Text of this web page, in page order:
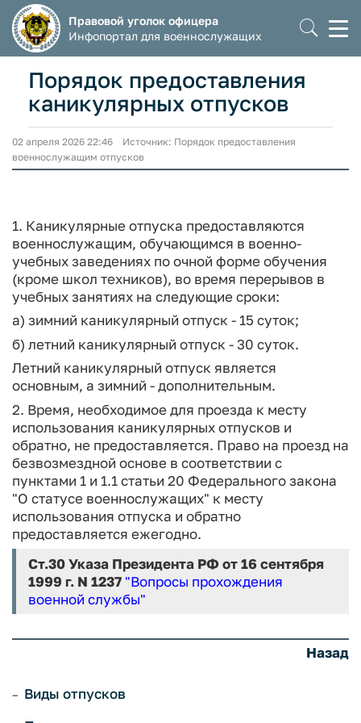
Правовой уголок офицера
Инфопортал для военнослужащих
Порядок предоставления
каникулярных отпусков
02 апреля 2026 22:46 Источник: Порядок предоставления
военнослужащим отпусков
1. Каникулярные отпуска предоставляются
военнослужащим, обучающимся в военно-
учебных заведениях по очной форме обучения
(кроме школ техников), во время перерывов в
учебных занятиях на следующие сроки:
а) зимний каникулярный отпуск - 15 суток;
б) летний каникулярный отпуск - 30 суток.
Летний каникулярный отпуск является
основным, а зимний - дополнительным.
2. Время, необходимое для проезда к месту
использования каникулярных отпусков и
обратно, не предоставляется. Право на проезд на
безвозмездной основе в соответствии с
пунктами 1 и 1.1 статьи 20 Федерального закона
"О статусе военнослужащих" к месту
использования отпуска и обратно
предоставляется ежегодно.
Ст.30Указа Президента РФ от 16 сентября
1999 г. N 1237 "Вопросы прохождения
военной службы"
Назад
Виды отпусков